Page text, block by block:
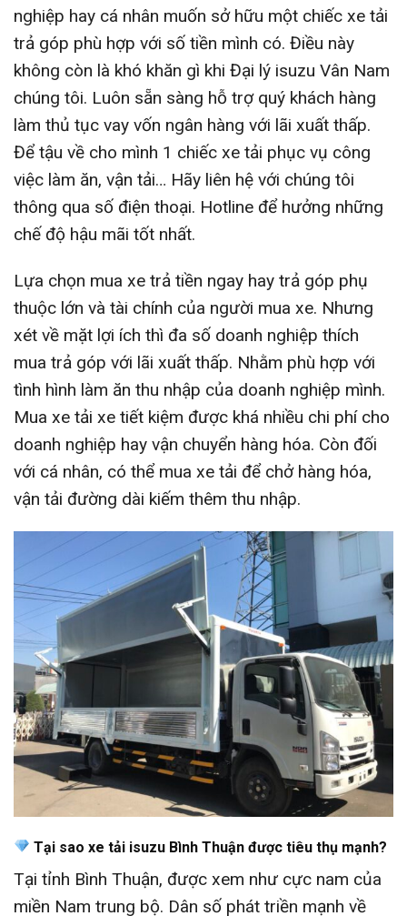
nghiệp hay cá nhân muốn sở hữu một chiếc xe tải
trả góp phù hợp với số tiền mình có. Điều này
không còn là khó khăn gì khi Đại lý isuzu Vân Nam
chúng tôi. Luôn sẵn sàng hỗ trợ quý khách hàng
làm thủ tục vay vốn ngân hàng với lãi xuất thấp.
Để tậu về cho mình 1 chiếc xe tải phục vụ công
việc làm ăn, vận tải… Hãy liên hệ với chúng tôi
thông qua số điện thoại. Hotline để hưởng những
chế độ hậu mãi tốt nhất.
Lựa chọn mua xe trả tiền ngay hay trả góp phụ
thuộc lớn và tài chính của người mua xe. Nhưng
xét về mặt lợi ích thì đa số doanh nghiệp thích
mua trả góp với lãi xuất thấp. Nhằm phù hợp với
tình hình làm ăn thu nhập của doanh nghiệp mình.
Mua xe tải xe tiết kiệm được khá nhiều chi phí cho
doanh nghiệp hay vận chuyển hàng hóa. Còn đối
với cá nhân, có thể mua xe tải để chở hàng hóa,
vận tải đường dài kiếm thêm thu nhập.
Tại sao xe tải isuzu Bình Thuận được tiêu thụ mạnh?
Tại tỉnh Bình Thuận, được xem như cực nam của
miền Nam trung bộ. Dân số phát triền mạnh về